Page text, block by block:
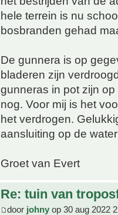
hele terrein is nu
bosbranden gehad
De gunnera is op
bladeren zijn
gunneras in pot zijn
nog. Voor mij is het
het verdrogen.
aansluiting op de
Groet van Evert
Re: tuin van
door johny op 30 aug 2022